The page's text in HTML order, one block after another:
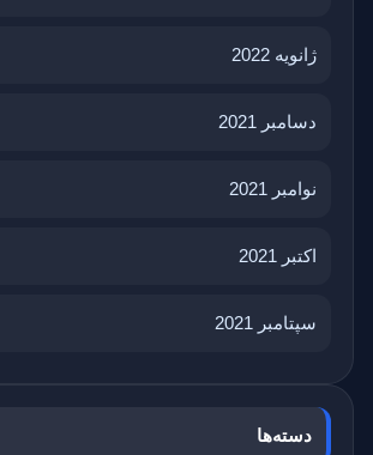
ژانویه 2022
دسامبر 2021
نوامبر 2021
اکتبر 2021
سپتامبر 2021
دسته‌ها